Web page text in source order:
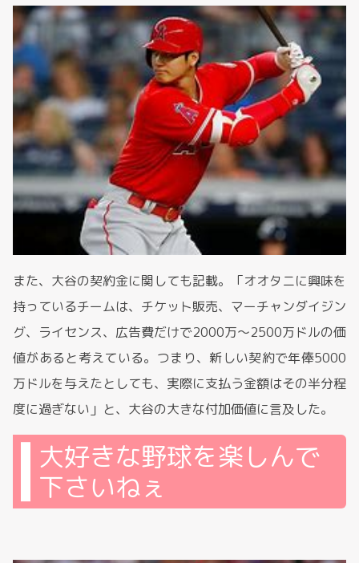
また、大谷の契約金に関しても記載。「オオタニに興味を
持っているチームは、チケット販売、マーチャンダイジン
グ、ライセンス、広告費だけで2000万～2500万ドルの価
値があると考えている。つまり、新しい契約で年俸5000
万ドルを与えたとしても、実際に支払う金額はその半分程
度に過ぎない」と、大谷の大きな付加価値に言及した。
大好きな野球を楽しんで
下さいねぇ